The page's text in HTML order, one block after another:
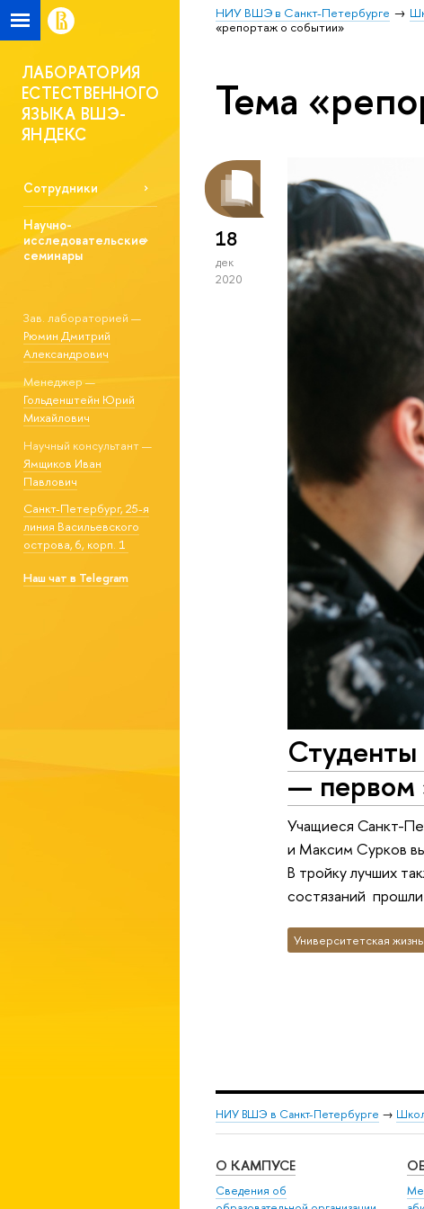
НИУ ВШЭ в Санкт-Петербурге
«репортаж о событии»
ЛАБОРАТОРИЯ
ЕСТЕСТВЕННОГО
ЯЗЫКА ВШЭ-
ЯНДЕКС
Сотрудники
Научно-
исследовательские
семинары
Зав. лабораторией —
Рюмин Дмитрий
Александрович
Менеджер —
Гольденштейн Юрий
Михайлович
Научный консультант —
Ямщиков Иван
Павлович
Санкт-Петербург, 25-я
линия Васильевского
острова, 6, корп. 1
Наш чат в Telegram
Тема
18
дек
2020
Студенты
— первом
Учащиеся Санкт-
и Максим Сурков
В тройку лучших
состязаний
Университетская жизнь
НИУ ВШЭ в Санкт-Петербурге →
О КАМПУСЕ
Сведения об